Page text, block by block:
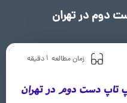
دوم در تهران
زمان مطالعه 1 دقیقه